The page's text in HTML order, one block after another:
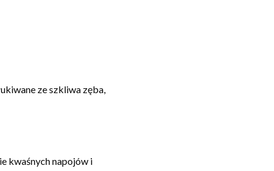
ze szkliwa zęba,
kwaśnych napojów i